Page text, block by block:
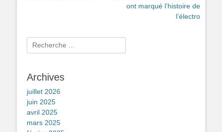
ont marqué l’histoire de
l’électro
Rechercher :
Archives
juillet 2026
juin 2025
avril 2025
mars 2025